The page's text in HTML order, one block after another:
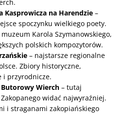
Kasprowicza na Harendzie –
spoczynku wielkiego poety.
muzeum Karola Szymanowskiego,
polskich kompozytorów.
– najstarsze regionalne
Zbiory historyczne,
i przyrodnicze.
Butorowy Wierch – tutaj
widać najwyraźniej.
i straganami zakopiańskiego